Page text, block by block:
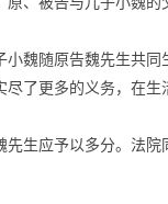
魏随原告魏先生共
了更多的义务，在
生应予以多分。法